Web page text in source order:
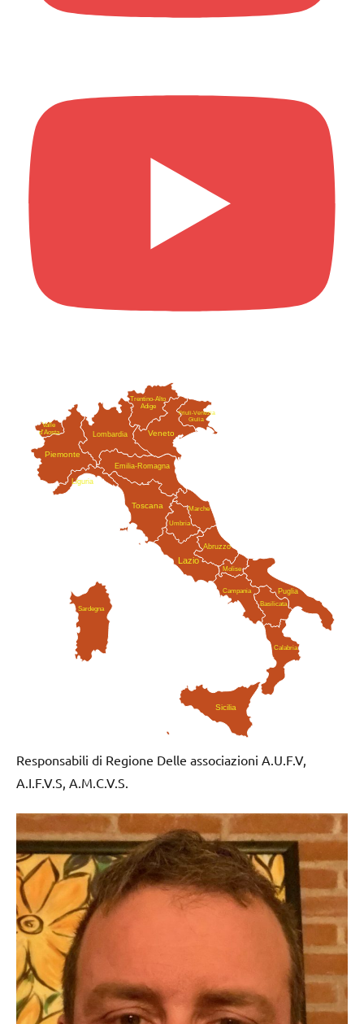
Abruzzo
Valle
d'Aosta
Puglia
Basilicata
Calabria
Campania
Emilia-Romagna
Friuli-Venezia
Giulia
Lazio
Liguria
Lombardia
Marche
Molise
Piemonte
Sardegna
Sicilia
Trentino-Alto
Adige
Toscana
Umbria
Veneto
Responsabili di Regione Delle associazioni A.U.F.V,
A.I.F.V.S, A.M.C.V.S.